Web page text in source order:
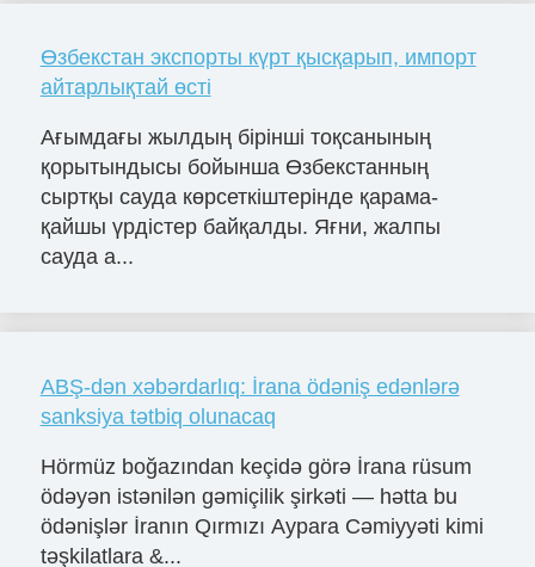
Өзбекстан экспорты күрт қысқарып, импорт
айтарлықтай өсті
Ағымдағы жылдың бірінші тоқсанының
қорытындысы бойынша Өзбекстанның
сыртқы сауда көрсеткіштерінде қарама-
қайшы үрдістер байқалды. Яғни, жалпы
сауда а...
ABŞ-dən xəbərdarlıq: İrana ödəniş edənlərə
sanksiya tətbiq olunacaq
Hörmüz boğazından keçidə görə İrana rüsum
ödəyən istənilən gəmiçilik şirkəti — hətta bu
ödənişlər İranın Qırmızı Aypara Cəmiyyəti kimi
təşkilatlara &...